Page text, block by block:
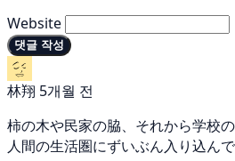
Website
댓글 작성
林翔 5개월 전
柿の木や民家の脇、それから学校
人間の生活圏にずいぶん入り込んで